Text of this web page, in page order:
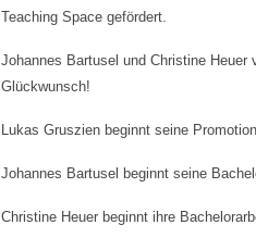
Teaching Space gefördert.
Johannes Bartusel und Christine Heuer
Glückwunsch!
Lukas Gruszien beginnt seine
Johannes Bartusel beginnt seine
Christine Heuer beginnt ihre